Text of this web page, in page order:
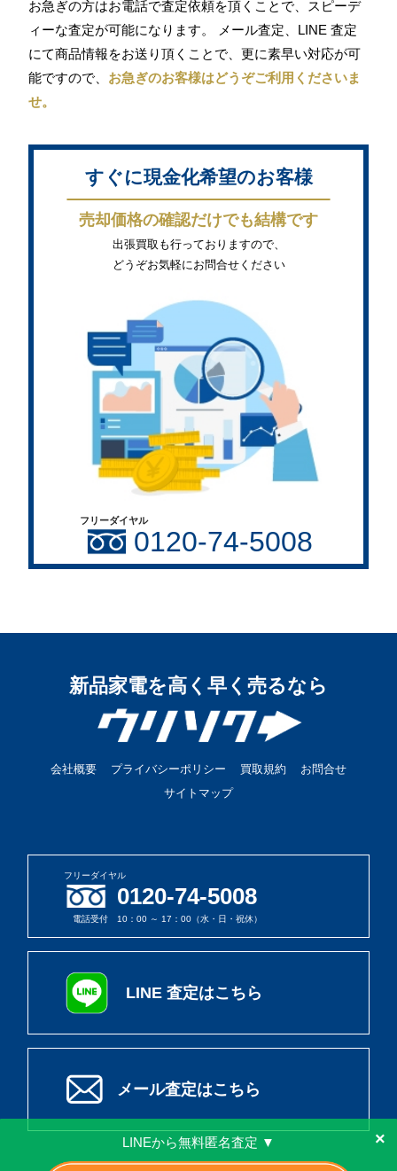
お急ぎの方はお電話で査定依頼を頂くことで、スピーデ
ィーな査定が可能になります。 メール査定、LINE 査定
にて商品情報をお送り頂くことで、更に素早い対応が可
能ですので、 お急ぎのお客様はどうぞご利用くださいま
せ。
すぐに現金化希望のお客様
売却価格の確認だけでも結構です
出張買取も行っておりますので、
どうぞお気軽にお問合せください
フリーダイヤル
0120-74-5008
新品家電を高く早く売るなら
会社概要 プライバシーポリシー 買取規約
お問合せ
サイトマップ
フリーダイヤル
0120-74-5008
電話受付 10：00 ～ 17：00（水・日・祝休）
LINE 査定はこちら
メール査定はこちら
LINEから無料匿名査定 ▼ ×